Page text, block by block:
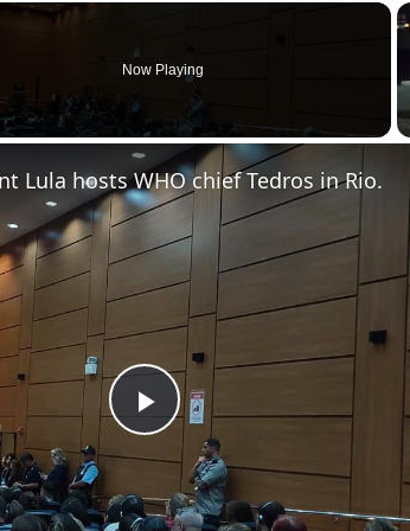
Now Playing
Play Video
Lula hosts WHO chief Tedros in Rio.